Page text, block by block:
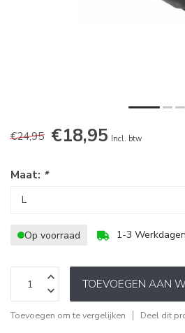
€24,95 €18,95 Incl. btw
Maat: *
Op voorraad 1-3 Werkdagen
TOEVOEGEN AAN
Toevoegen om te vergelijken Deel dit